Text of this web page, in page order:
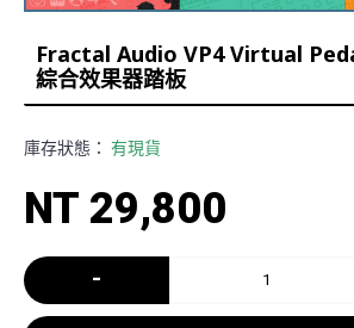
Fractal Audio VP4 Virtual
綜合效果器踏板
庫存狀態： 有現貨
NT 29,800
-